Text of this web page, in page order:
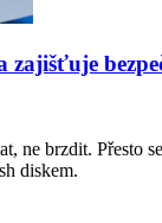
zajišťuje
ne brzdit. Přesto
diskem.